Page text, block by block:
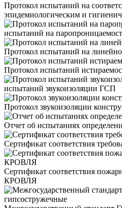
Протокол испытаний на
эпидемиологическим и
испытаний на
Протокол испытаний на
Протокол испытаний
испытаний звукоизоляции ГСП
Протокол звукоизоляции
Отчет об испытаниях
Сертификат соответствия
Сертификат соответствия
КРОВЛЯ